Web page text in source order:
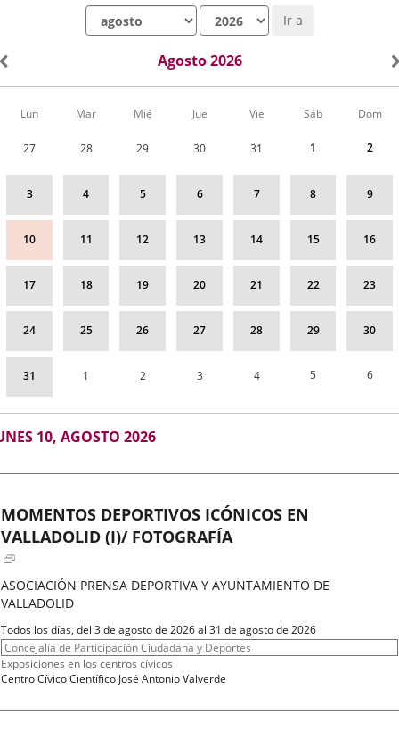
Ir a
Agosto 2026
Calendario
correspondiente
Lun Mar Mié Jue Vie Sáb Dom
27 28 29 30 31 1 2
3 4 5 6 7 8 9
10 11 12 13 14 15 16
17 18 19 20 21 22 23
24 25 26 27 28 29 30
31 1 2 3 4 5 6
10, AGOSTO 2026
MOMENTOS DEPORTIVOS ICÓNICOS EN
VALLADOLID (I)/ FOTOGRAFÍA
ASOCIACIÓN PRENSA DEPORTIVA Y AYUNTAMIENTO DE
VALLADOLID
Fechas
del
evento
Todos los días, del 3 de agosto de 2026 al 31 de agosto de 2026
Organizador
de
actividad
Concejalía de Participación Ciudadana y Deportes
Programa
Exposiciones en los centros cívicos
Espacio
Centro Cívico Científico José Antonio Valverde